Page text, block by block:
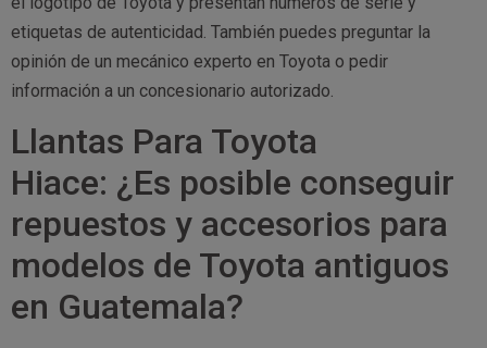
etiquetas de autenticidad. También puedes preguntar la
opinión de un mecánico experto en Toyota o pedir
información a un concesionario autorizado.
Llantas Para Toyota
Hiace: ¿Es posible conseguir
repuestos y accesorios para
modelos de Toyota antiguos
en Guatemala?